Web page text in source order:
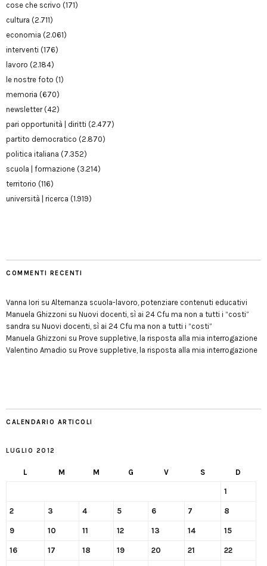
cose che scrivo (171)
cultura (2.711)
economia (2.061)
interventi (176)
lavoro (2.184)
le nostre foto (1)
memoria (670)
newsletter(42)
pari opportunità | diritti (2.477)
partito democratico (2.870)
politica italiana (7.352)
scuola | formazione (3.214)
territorio (116)
università | ricerca (1.919)
COMMENTI RECENTI
Vanna Iori su Alternanza scuola-lavoro, potenziare contenuti educativi
Manuela Ghizzoni su Nuovi docenti, sì ai 24 Cfu ma non a tutti i “costi”
sandra su Nuovi docenti, sì ai 24 Cfu ma non a tutti i “costi”
Manuela Ghizzoni su Prove suppletive, la risposta alla mia interrogazione
Valentino Amadio su Prove suppletive, la risposta alla mia interrogazione
CALENDARIO ARTICOLI
LUGLIO 2012
L M M G V S D
1
2 3 4 5 6 7 8
9 10 11 12 13 14 15
16 17 18 19 20 21 22